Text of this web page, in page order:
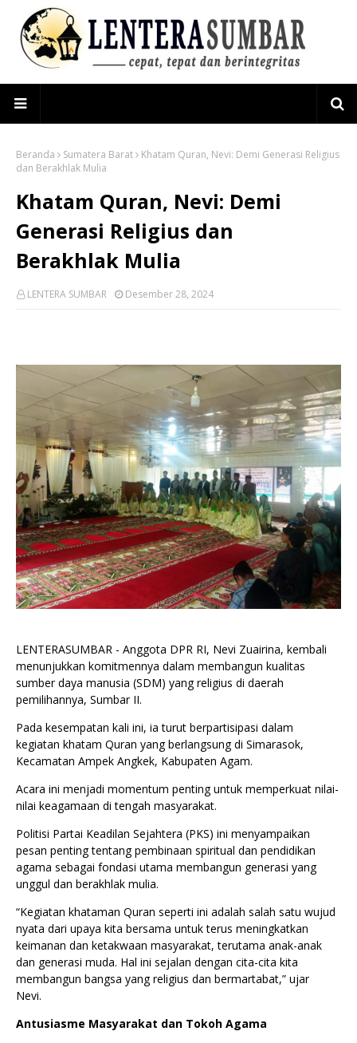
Beranda Sumatera Barat
Khatam Quran, Nevi: Demi Generasi Religius
dan Berakhlak Mulia
Khatam Quran, Nevi: Demi
Generasi Religius dan
Berakhlak Mulia
LENTERA SUMBAR Desember 28, 2024
LENTERASUMBAR - Anggota DPR RI, Nevi Zuairina, kembali
menunjukkan komitmennya dalam membangun kualitas
sumber daya manusia (SDM) yang religius di daerah
pemilihannya, Sumbar II.
Pada kesempatan kali ini, ia turut berpartisipasi dalam
kegiatan khatam Quran yang berlangsung di Simarasok,
Kecamatan Ampek Angkek, Kabupaten Agam.
Acara ini menjadi momentum penting untuk memperkuat nilai-
nilai keagamaan di tengah masyarakat.
Politisi Partai Keadilan Sejahtera (PKS) ini menyampaikan
pesan penting tentang pembinaan spiritual dan pendidikan
agama sebagai fondasi utama membangun generasi yang
unggul dan berakhlak mulia.
“Kegiatan khataman Quran seperti ini adalah salah satu wujud
nyata dari upaya kita bersama untuk terus meningkatkan
keimanan dan ketakwaan masyarakat, terutama anak-anak
dan generasi muda. Hal ini sejalan dengan cita-cita kita
membangun bangsa yang religius dan bermartabat,” ujar
Nevi.
Antusiasme Masyarakat dan Tokoh Agama